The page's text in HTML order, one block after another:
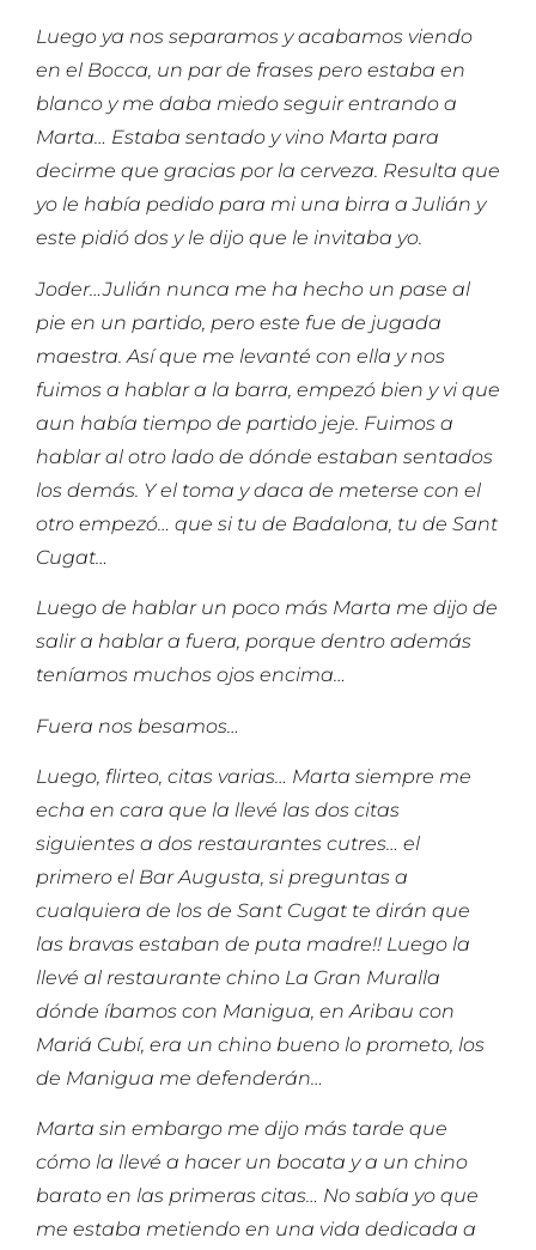
Luego ya nos separamos y acabamos viendo
en el Bocca, un par de frases pero estaba en
blanco y me daba miedo seguir entrando a
Marta… Estaba sentado y vino Marta para
decirme que gracias por la cerveza. Resulta que
yo le había pedido para mi una birra a Julián y
este pidió dos y le dijo que le invitaba yo.
Joder…Julián nunca me ha hecho un pase al
pie en un partido, pero este fue de jugada
maestra. Así que me levanté con ella y nos
fuimos a hablar a la barra, empezó bien y vi que
aun había tiempo de partido jeje. Fuimos a
hablar al otro lado de dónde estaban sentados
los demás. Y el toma y daca de meterse con el
otro empezó… que si tu de Badalona, tu de Sant
Cugat…
Luego de hablar un poco más Marta me dijo de
salir a hablar a fuera, porque dentro además
teníamos muchos ojos encima…
Fuera nos besamos…
Luego, flirteo, citas varias… Marta siempre me
echa en cara que la llevé las dos citas
siguientes a dos restaurantes cutres… el
primero el Bar Augusta, si preguntas a
cualquiera de los de Sant Cugat te dirán que
las bravas estaban de puta madre!! Luego la
llevé al restaurante chino La Gran Muralla
dónde íbamos con Manigua, en Aribau con
Mariá Cubí, era un chino bueno lo prometo, los
de Manigua me defenderán…
Marta sin embargo me dijo más tarde que
cómo la llevé a hacer un bocata y a un chino
barato en las primeras citas… No sabía yo que
me estaba metiendo en una vida dedicada a